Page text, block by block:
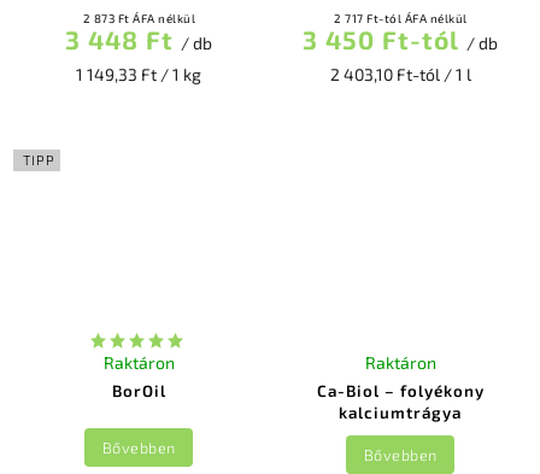
2 873 Ft ÁFA nélkül
3 448 Ft / db
1 149,33 Ft / 1 kg
2 717 Ft-tól ÁFA nélkül
3 450 Ft-tól / db
2 403,10 Ft-tól / 1 l
TIPP
BorOil
Raktáron
Bővebben
Ca-Biol – folyékony
kalciumtrágya
Raktáron
Bővebben